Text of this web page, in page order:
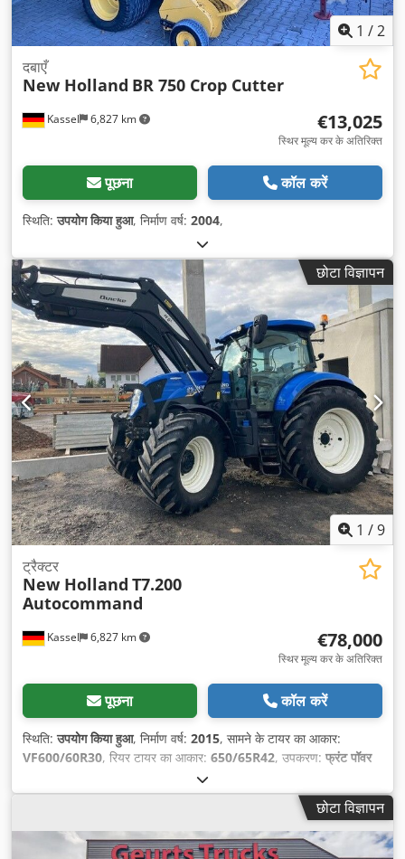
1 /2
Kassel 6,827 km
दबाएँ
New Holland BR 750 Crop Cutter
€13,025
स्थिर मूल्य कर के अतिरिक्त
पूछना कॉल करें
स्थिति:उपयोग किया हुआ, निर्माण वर्ष: 2004,
छोटा विज्ञापन
1 /9
Kassel 6,827 km
ट्रैक्टर
New Holland T7.200
Autocommand
€78,000
स्थिर मूल्य कर के अतिरिक्त
पूछना कॉल करें
स्थिति:उपयोग किया हुआ, निर्माण वर्ष: 2015, सामने के टायर का आकार:
VF600/60R30, रियर टायर का आकार: 650/65R42, उपकरण: फ्रंट पॉवर
टेक-ऑफ, फ्रंट-एंड लोडर, संपीड़ित वायु ब्रेक
छोटा विज्ञापन